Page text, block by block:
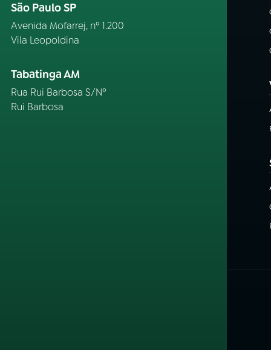
São Paulo SP
Avenida Mofarrej, nº 1.200
Vila Leopoldina
Tabatinga AM
Rua Rui Barbosa S/Nº
Rui Barbosa